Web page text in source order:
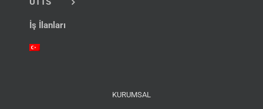
İş İlanları
KURUMSAL